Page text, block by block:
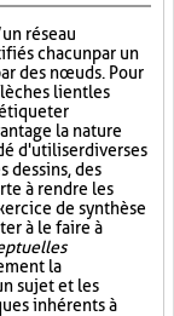
réseau
chacun par un
des nœuds. Pour
lient les
la nature
d'utiliser diverses
dessins, des
à rendre les
de synthèse
à le faire à
la
sujet et les
inhérents à